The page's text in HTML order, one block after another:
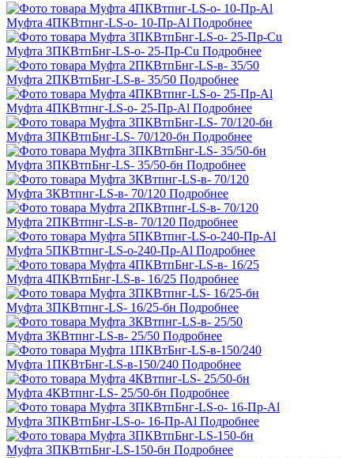
Муфта 4ПКВтпнг-LS-о- 10-Пр-Al Подробнее
Муфта 3ПКВтпБнг-LS-о- 25-Пр-Cu Подробнее
Муфта 2ПКВтпБнг-LS-в- 35/50 Подробнее
Муфта 4ПКВтпнг-LS-о- 25-Пр-Al Подробнее
Муфта 3ПКВтпБнг-LS- 70/120-бн Подробнее
Муфта 3ПКВтпБнг-LS- 35/50-бн Подробнее
Муфта 3КВтпнг-LS-в- 70/120 Подробнее
Муфта 2ПКВтпнг-LS-в- 70/120 Подробнее
Муфта 5ПКВтпнг-LS-о-240-Пр-Al Подробнее
Муфта 4ПКВтпБнг-LS-в- 16/25 Подробнее
Муфта 3ПКВтпнг-LS- 16/25-бн Подробнее
Муфта 3КВтпнг-LS-в- 25/50 Подробнее
Муфта 1ПКВтБнг-LS-в-150/240 Подробнее
Муфта 4КВтпнг-LS- 25/50-бн Подробнее
Муфта 3ПКВтпБнг-LS-о- 16-Пр-Al Подробнее
Муфта 3ПКВтпБнг-LS-150-бн Подробнее